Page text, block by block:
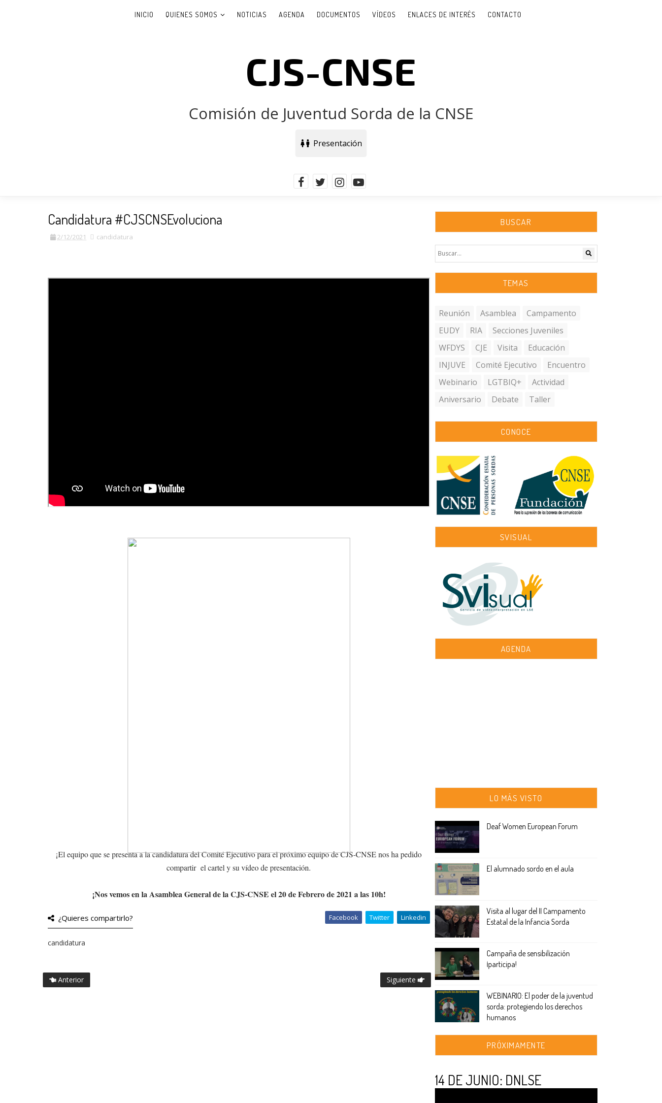
INICIO QUIENES SOMOS NOTICIAS AGENDA DOCUMENTOS VÍDEOS ENLACES DE INTERÉS CONTACTO
CJS-CNSE
Comisión de Juventud Sorda de la CNSE
Presentación
Candidatura #CJSCNSEvoluciona
2/12/2021 candidatura
¡El equipo que se presenta a la candidatura del Comité Ejecutivo para el próximo equipo de CJS-CNSE nos ha pedido
compartir el cartel y su vídeo de presentación.
¡Nos vemos en la Asamblea General de la CJS-CNSE el 20 de Febrero de 2021 a las 10h!
¿Quieres compartirlo? Facebook Twitter Linkedin
candidatura
Anterior Siguiente
BUSCAR
TEMAS
Reunión Asamblea
Campamento
EUDY
RIA
Secciones Juveniles
WFDYS
CJE Visita
Educación
INJUVE
Comité Ejecutivo
Encuentro
Webinario
LGTBIQ+
Actividad
Aniversario
Debate Taller
CONOCE
SVISUAL
AGENDA
LO MÁS VISTO
Deaf Women European Forum
El alumnado sordo en el aula
Visita al lugar del II Campamento
Estatal de la Infancia Sorda
Campaña de sensibilización
¡participa!
WEBINARIO: El poder de la juventud
sorda: protegiendo los derechos
humanos
PRÓXIMAMENTE
14 DE JUNIO: DNLSE